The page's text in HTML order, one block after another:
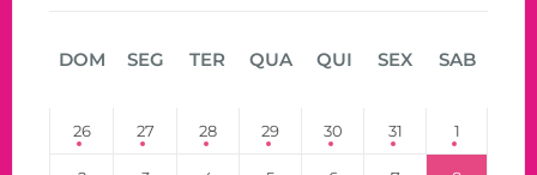
DOM SEG TER QUA QUI SEX SAB
26 27 28 29 30 31 1